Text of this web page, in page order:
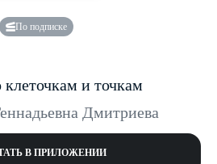
По подписке
и точкам
Дмитриева
В ПРИЛОЖЕНИИ